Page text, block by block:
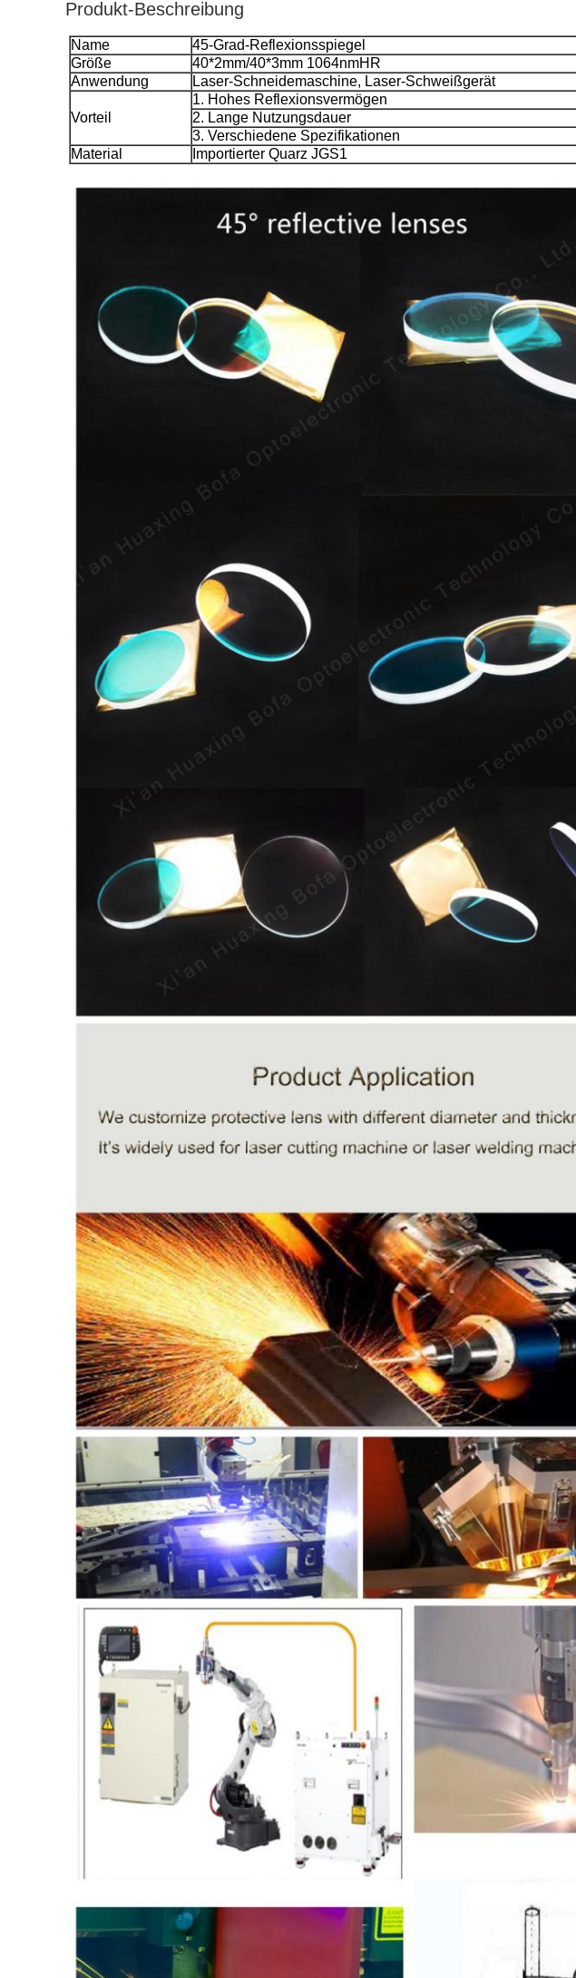
Wir rufen
Produkt-Beschreibung
Name
45-Grad-Reflexionsspiegel
Größe
40*2mm/40*3mm 1064nmHR
Anwendung
Laser-Schneidemaschine, Laser-Schweißgerät
Vorteil
1. Hohes Reflexionsvermögen
2. Lange Nutzungsdauer
3. Verschiedene Spezifikationen
Material
Importierter Quarz JGS1